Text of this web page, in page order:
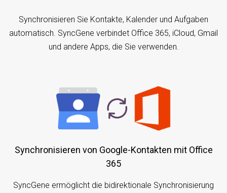
Synchronisieren Sie Kontakte, Kalender und Aufgaben
automatisch. SyncGene verbindet Office 365, iCloud, Gmail
und andere Apps, die Sie verwenden.
Synchronisieren von Google-Kontakten mit Office
365
SyncGene ermöglicht die bidirektionale Synchronisierung